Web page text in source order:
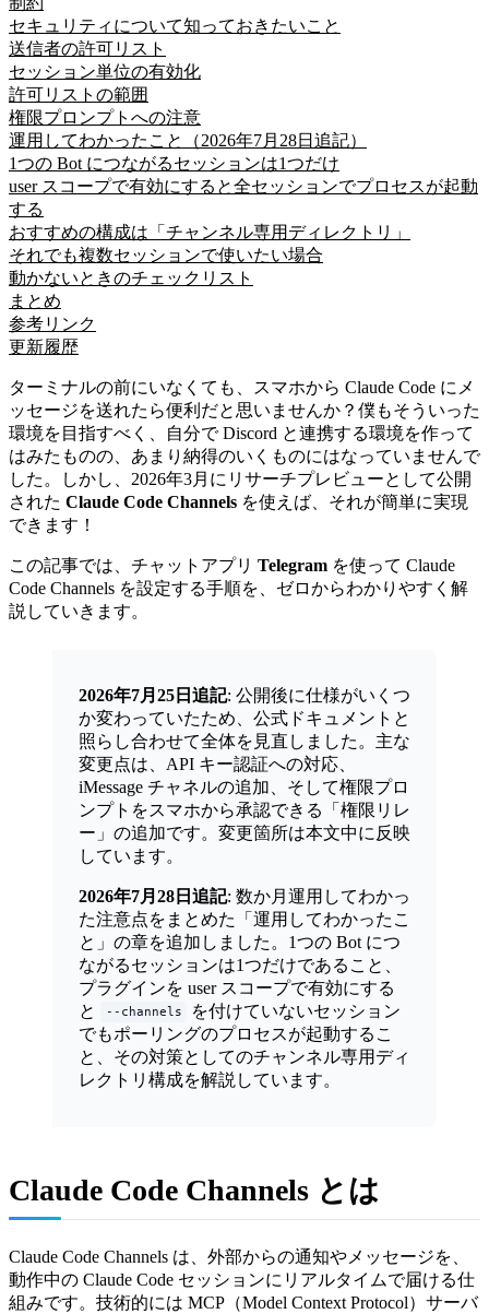
セキュリティについて知っておきたいこと
送信者の許可リスト
セッション単位の有効化
許可リストの範囲
権限プロンプトへの注意
運用してわかったこと（2026年7月28日追記）
1つの Bot につながるセッションは1つだけ
user スコープで有効にすると全セッションでプロセスが起動
する
おすすめの構成は「チャンネル専用ディレクトリ」
それでも複数セッションで使いたい場合
動かないときのチェックリスト
まとめ
参考リンク
更新履歴
ターミナルの前にいなくても、スマホから Claude Code にメ
ッセージを送れたら便利だと思いませんか？僕もそういった
環境を目指すべく、自分で Discord と連携する環境を作って
はみたものの、あまり納得のいくものにはなっていませんで
した。しかし、2026年3月にリサーチプレビューとして公開
された Claude Code Channels を使えば、それが簡単に実現
できます！
この記事では、チャットアプリ Telegram を使って Claude
Code Channels を設定する手順を、ゼロからわかりやすく解
説していきます。
2026年7月25日追記: 公開後に仕様がいくつ
か変わっていたため、公式ドキュメントと
照らし合わせて全体を見直しました。主な
変更点は、API キー認証への対応、
iMessage チャネルの追加、そして権限プロ
ンプトをスマホから承認できる「権限リレ
ー」の追加です。変更箇所は本文中に反映
しています。
2026年7月28日追記: 数か月運用してわかっ
た注意点をまとめた「運用してわかったこ
と」の章を追加しました。1つの Bot につ
ながるセッションは1つだけであること、
プラグインを user スコープで有効にする
と
--channels
を付けていないセッション
でもポーリングのプロセスが起動するこ
と、その対策としてのチャンネル専用ディ
レクトリ構成を解説しています。
Claude Code Channels とは
Claude Code Channels は、外部からの通知やメッセージを、
動作中の Claude Code セッションにリアルタイムで届ける仕
組みです。技術的には MCP（Model Context Protocol）サーバ